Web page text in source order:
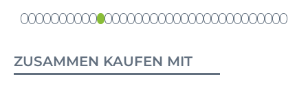
ZUSAMMEN KAUFEN MIT